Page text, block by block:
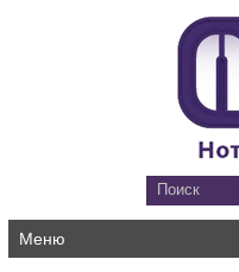
Меню